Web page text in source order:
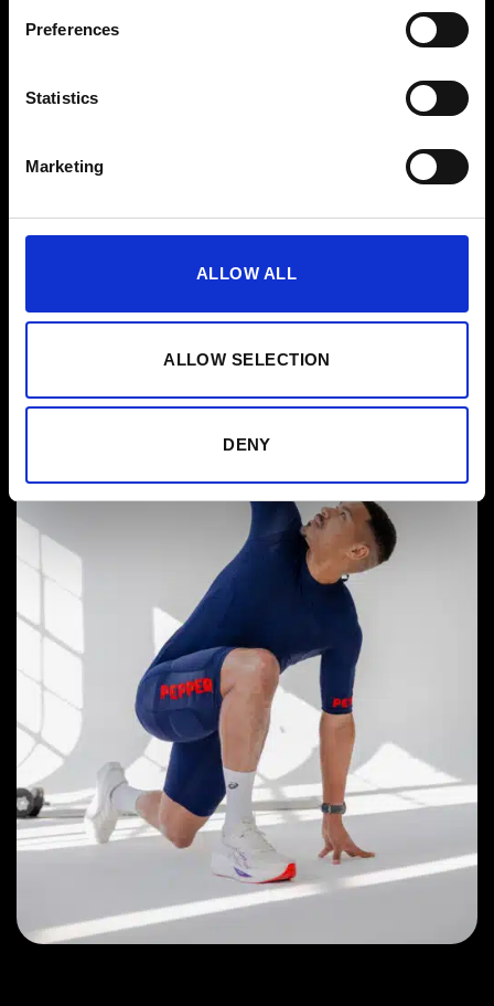
Preferences
Statistics
Marketing
ALLOW ALL
ALLOW SELECTION
DENY
społeczności
Doświadcz społeczności, która motywuje, inspiruje i
wspiera Cię na każdym etapie Twojej EMS-podróży.